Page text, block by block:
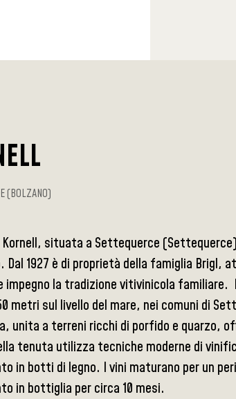
(BOLZANO)
Kornell, situata a Settequerce
Dal 1927 è di proprietà della famiglia
impegno la tradizione vitivinicola
metri sul livello del mare, nei comuni di
unita a terreni ricchi di porfido e quarzo,
tenuta utilizza tecniche moderne di
in botti di legno. I vini maturano per un
in bottiglia per circa 10 mesi.